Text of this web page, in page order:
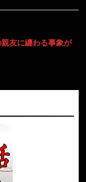
親友に纏わる事象が